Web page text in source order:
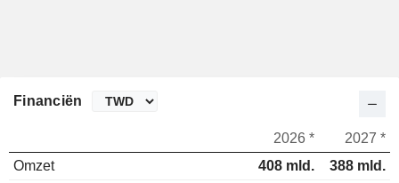
Financiën
2026 *
2027 *
Omzet
408 mld.
388 mld.